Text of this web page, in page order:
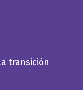
transición